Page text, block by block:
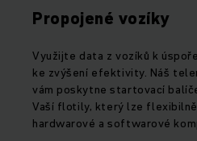
Propojené vozíky
Využijte data z vozíků k
ke zvýšení efektivity. Náš
vám poskytne startovací
Vaší flotily, který lze
hardwarové a softwarové